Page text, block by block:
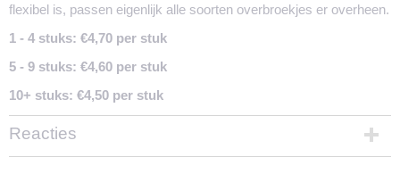
flexibel is, passen eigenlijk alle soorten overbroekjes er overheen.
1 - 4 stuks: €4,70 per stuk
5 - 9 stuks: €4,60 per stuk
10+ stuks: €4,50 per stuk
Reacties